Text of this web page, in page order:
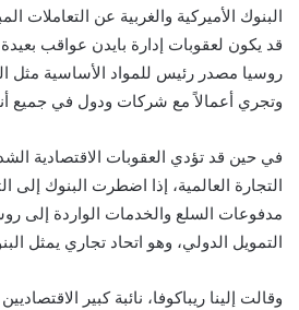
البنوك الأميركية والغربية عن التعاملات
قد يكون لعقوبات إدارة بايدن عواقب
روسيا مصدر رئيس للمواد الأساسية مثل
وتجري أعمالاً مع شركات ودول في جميع
في حين قد تؤدي العقوبات الاقتصادية
التجارة العالمية، إذا اضطرت البنوك إلى
مدفوعات السلع والخدمات الواردة إلى
التمويل الدولي، وهو اتحاد تجاري يمثل
وقالت إلينا ريباكوفا، نائبة كبير